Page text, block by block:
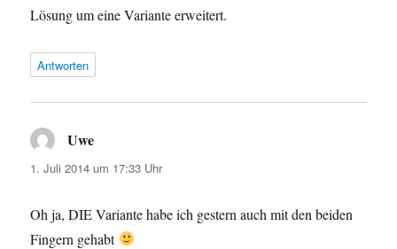
Lösung um eine Variante erweitert.
Antworten
Uwe
1. Juli 2014 um 17:33 Uhr
Oh ja, DIE Variante habe ich gestern auch mit den beiden
Fingern gehabt